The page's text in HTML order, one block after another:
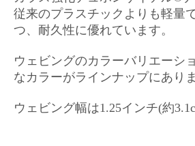
従来のプラスチックよりも軽量
つ、耐久性に優れています。
ウェビングのカラーバリエーシ
なカラーがラインナップにありま
ウェビング幅は1.25インチ(約